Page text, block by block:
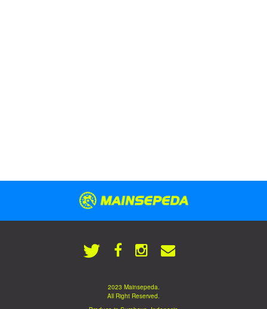
2023 Mainsepeda.
All Right Reserved.